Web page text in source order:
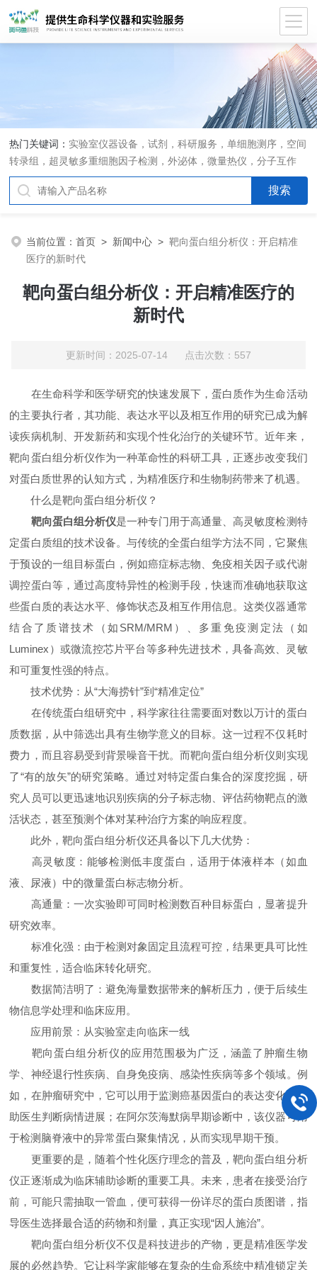
热门关键词： 实验室仪器设备，试剂，科研服务，单细胞测序，空间
转录组，超灵敏多重细胞因子检测，外泌体，微量热仪，分子互作
仪，活细胞成像
当前位置：首页 > 新闻中心 >靶向蛋白组分析仪：开启精准
医疗的新时代
靶向蛋白组分析仪：开启精准医疗的
新时代
更新时间：2025-07-14 点击次数：557
在生命科学和医学研究的快速发展下，蛋白质作为生命活动
的主要执行者，其功能、表达水平以及相互作用的研究已成为解
读疾病机制、开发新药和实现个性化治疗的关键环节。近年来，
靶向蛋白组分析仪作为一种革命性的科研工具，正逐步改变我们
对蛋白质世界的认知方式，为精准医疗和生物制药带来了机遇。
什么是靶向蛋白组分析仪？
靶向蛋白组分析仪是一种专门用于高通量、高灵敏度检测特
定蛋白质组的技术设备。与传统的全蛋白组学方法不同，它聚焦
于预设的一组目标蛋白，例如癌症标志物、免疫相关因子或代谢
调控蛋白等，通过高度特异性的检测手段，快速而准确地获取这
些蛋白质的表达水平、修饰状态及相互作用信息。这类仪器通常
结合了质谱技术（如SRM/MRM）、多重免疫测定法（如
Luminex）或微流控芯片平台等多种先进技术，具备高效、灵敏
和可重复性强的特点。
技术优势：从“大海捞针”到“精准定位”
在传统蛋白组研究中，科学家往往需要面对数以万计的蛋白
质数据，从中筛选出具有生物学意义的目标。这一过程不仅耗时
费力，而且容易受到背景噪音干扰。而靶向蛋白组分析仪则实现
了“有的放矢”的研究策略。通过对特定蛋白集合的深度挖掘，研
究人员可以更迅速地识别疾病的分子标志物、评估药物靶点的激
活状态，甚至预测个体对某种治疗方案的响应程度。
此外，靶向蛋白组分析仪还具备以下几大优势：
高灵敏度：能够检测低丰度蛋白，适用于体液样本（如血
液、尿液）中的微量蛋白标志物分析。
高通量：一次实验即可同时检测数百种目标蛋白，显著提升
研究效率。
标准化强：由于检测对象固定且流程可控，结果更具可比性
和重复性，适合临床转化研究。
数据简洁明了：避免海量数据带来的解析压力，便于后续生
物信息学处理和临床应用。
应用前景：从实验室走向临床一线
靶向蛋白组分析仪的应用范围极为广泛，涵盖了肿瘤生物
学、神经退行性疾病、自身免疫病、感染性疾病等多个领域。例
如，在肿瘤研究中，它可以用于监测癌基因蛋白的表达变化，帮
助医生判断病情进展；在阿尔茨海默病早期诊断中，该仪器可用
于检测脑脊液中的异常蛋白聚集情况，从而实现早期干预。
更重要的是，随着个性化医疗理念的普及，靶向蛋白组分析
仪正逐渐成为临床辅助诊断的重要工具。未来，患者在接受治疗
前，可能只需抽取一管血，便可获得一份详尽的蛋白质图谱，指
导医生选择最合适的药物和剂量，真正实现“因人施治”。
靶向蛋白组分析仪不仅是科技进步的产物，更是精准医学发
展的必然趋势。它让科学家能够在复杂的生命系统中精准锁定关